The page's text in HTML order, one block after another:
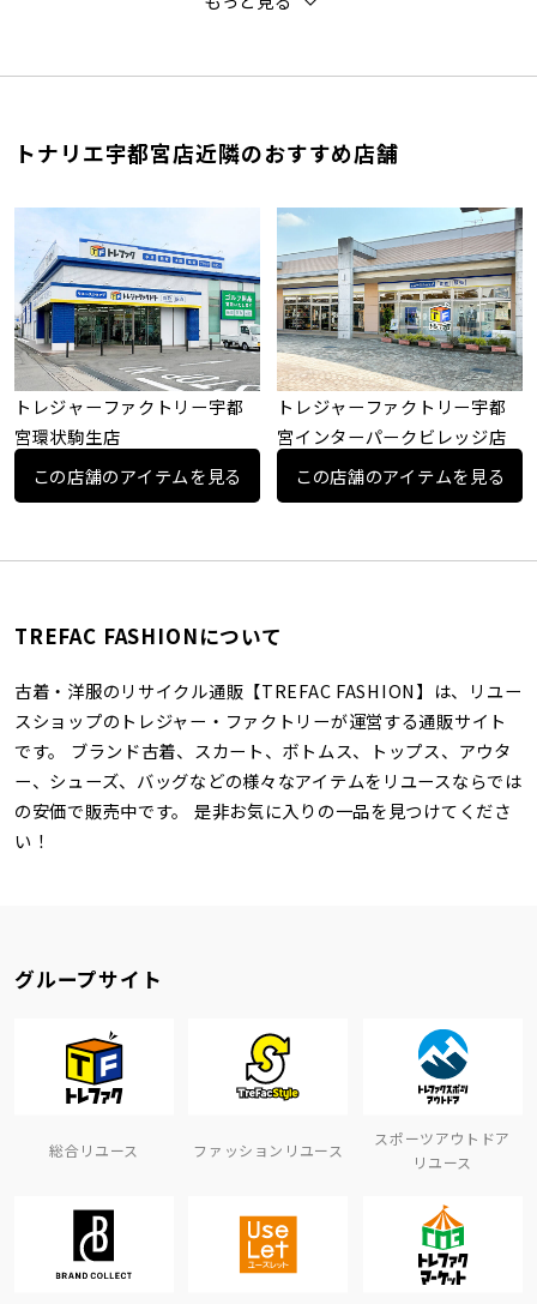
トナリエ宇都宮店近隣のおすすめ店舗
トレジャーファクトリー宇都
宮環状駒生店
この店舗のアイテムを見る
トレジャーファクトリー宇都
宮インターパークビレッジ店
この店舗のアイテムを見る
TREFAC FASHIONについて
古着・洋服のリサイクル通販【TREFAC FASHION】は、リユー
スショップのトレジャー・ファクトリーが運営する通販サイト
です。 ブランド古着、スカート、ボトムス、トップス、アウタ
ー、シューズ、バッグなどの様々なアイテムをリユースならでは
の安価で販売中です。 是非お気に入りの一品を見つけてくださ
い！
グループサイト
総合リユース ファッションリユース
スポーツアウトドア
リユース